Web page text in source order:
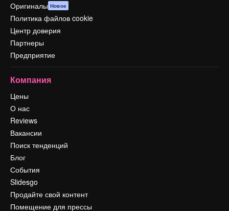
Оригиналы Новое
Политика файлов cookie
Центр доверия
Партнеры
Предприятие
Компания
Цены
О нас
Reviews
Вакансии
Поиск тенденций
Блог
События
Slidesgo
Продайте свой контент
Помещение для прессы